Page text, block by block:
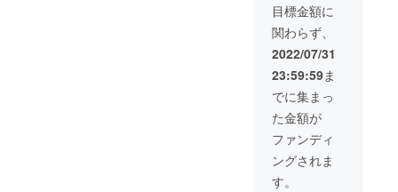
合によ
り、ご
希望の
日程に
できな
い場合
います
ので、
更等を
オリジ
ナルMIX
音源
データ
ルでお
届けさ
せてい
ただき
ます。
※衣装に
サイ
お届け
しま
す。ま
た、衣
装もし
くは色
紙に直
筆のサ
インを
付けさ
せてい
ただき
に”ス
テージ
上で公
演中に
記念撮
影”をさ
せてい
ただき
ます。
こちら
のオ
フィ
目標金額に
関わらず、
2022/07/31
23:59:59ま
でに集まっ
た金額が
ファンディ
ングされま
す。